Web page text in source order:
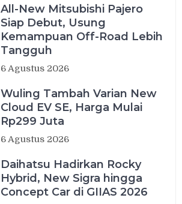
All-New Mitsubishi Pajero
Siap Debut, Usung
Kemampuan Off-Road Lebih
Tangguh
6 Agustus 2026
Wuling Tambah Varian New
Cloud EV SE, Harga Mulai
Rp299 Juta
6 Agustus 2026
Daihatsu Hadirkan Rocky
Hybrid, New Sigra hingga
Concept Car di GIIAS 2026